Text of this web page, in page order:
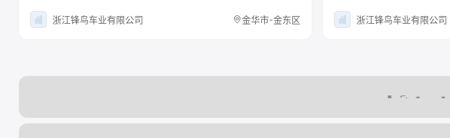
浙江锋鸟车业有限公司 金华市-金东区 浙江锋鸟车业有限公司